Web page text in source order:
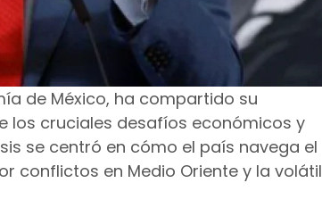
de México, ha compartido su
los cruciales desafíos económicos y
se centró en cómo el país navega el
conflictos en Medio Oriente y la volátil